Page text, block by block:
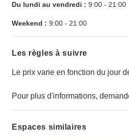
Du lundi au vendredi : 9:00 - 21:00
Weekend : 9:00 - 21:00
Les règles à suivre
Le prix varie en fonction du jour
Pour plus d'informations,
Espaces similaires